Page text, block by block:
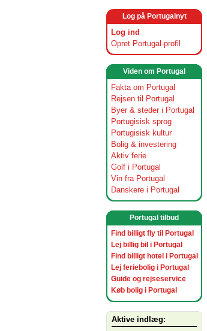
Log på Portugalnyt
Log ind
Opret Portugal-profil
Viden om Portugal
Fakta om Portugal
Rejsen til Portugal
Byer & steder i Portugal
Portugisisk sprog
Portugisisk kultur
Bolig & investering
Aktiv ferie
Golf i Portugal
Vin fra Portugal
Danskere i Portugal
Portugal tilbud
Find billigt fly til Portugal
Lej billig bil i Portugal
Find billigt hotel i Portugal
Lej feriebolig i Portugal
Guide og rejseservice
Køb bolig i Portugal
Aktive indlæg: